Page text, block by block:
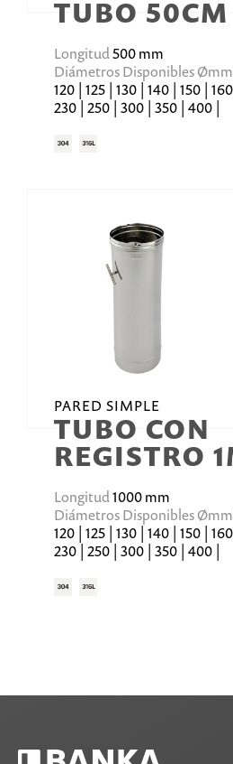
TUBO 50CM
Longitud500 mm
Diámetros Disponibles Ømm
120 | 125 | 130 | 140 | 150 |
230 | 250 | 300 | 350 | 400 |
PARED SIMPLE
TUBO CON
REGISTRO
Longitud1000 mm
Diámetros Disponibles Ømm
120 | 125 | 130 | 140 | 150 |
230 | 250 | 300 | 350 | 400 |